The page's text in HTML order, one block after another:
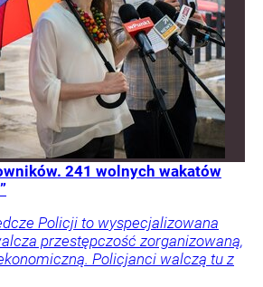
241 wolnych wakatów
Policji to wyspecjalizowana
przestępczość zorganizowaną,
Policjanci walczą tu z